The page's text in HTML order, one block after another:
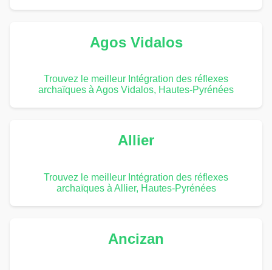
Agos Vidalos
Trouvez le meilleur Intégration des réflexes
archaïques à Agos Vidalos, Hautes-Pyrénées
Allier
Trouvez le meilleur Intégration des réflexes
archaïques à Allier, Hautes-Pyrénées
Ancizan